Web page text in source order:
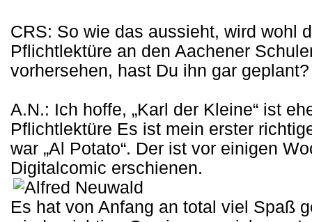
CRS: So wie das aussieht, wird wohl
Pflichtlektüre an den Aachener
vorhersehen, hast Du ihn gar geplant?
A.N.: Ich hoffe, „Karl der Kleine“ ist
Pflichtlektüre Es ist mein erster
war „Al Potato“. Der ist vor einigen
Digitalcomic erschienen.
Es hat von Anfang an total viel Spaß